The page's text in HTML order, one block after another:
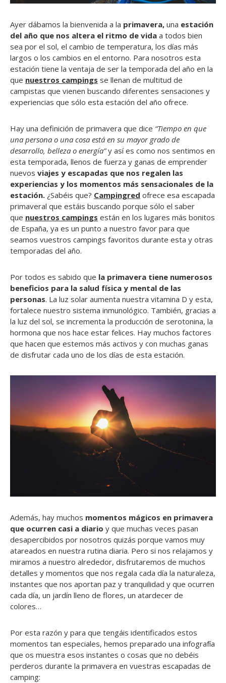
Ayer dábamos la bienvenida a la primavera, una estación
del año que nos altera el ritmo de vida a todos bien
sea por el sol, el cambio de temperatura, los días más
largos o los cambios en el entorno. Para nosotros esta
estación tiene la ventaja de ser la temporada del año en la
que nuestros campings se llenan de multitud de
campistas que vienen buscando diferentes sensaciones y
experiencias que sólo esta estación del año ofrece.
Hay una definición de primavera que dice “Tiempo en que
una persona o una cosa está en su mayor grado de
desarrollo, belleza o energía”y así es como nos sentimos en
esta temporada, llenos de fuerza y ganas de emprender
nuevos viajes y escapadas que nos regalen las
experiencias y los momentos más sensacionales de la
estación. ¿Sabéis que? Campingred ofrece esa escapada
primaveral que estáis buscando porque sólo el saber
que nuestros campings están en los lugares más bonitos
de España, ya es un punto a nuestro favor para que
seamos vuestros campings favoritos durante esta y otras
temporadas del año.
Por todos es sabido que la primavera tiene numerosos
beneficios para la salud física y mental de las
personas. La luz solar aumenta nuestra vitamina D y esta,
fortalece nuestro sistema inmunológico. También, gracias a
la luz del sol, se incrementa la producción de serotonina, la
hormona que nos hace estar felices. Hay muchos factores
que hacen que estemos más activos y con muchas ganas
de disfrutar cada uno de los días de esta estación.
Además, hay muchos momentos mágicos en primavera
que ocurren casi a diario y que muchas veces pasan
desapercibidos por nosotros quizás porque vamos muy
atareados en nuestra rutina diaria. Pero si nos relajamos y
miramos a nuestro alrededor, disfrutaremos de muchos
detalles y momentos que nos regala cada día la naturaleza,
instantes que nos aportan paz y tranquilidad y que ocurren
cada día, un jardín lleno de flores, un atardecer de
colores…
Por esta razón y para que tengáis identificados estos
momentos tan especiales, hemos preparado una infografía
que os muestra esos instantes o cosas que no debéis
perderos durante la primavera en vuestras escapadas de
camping: